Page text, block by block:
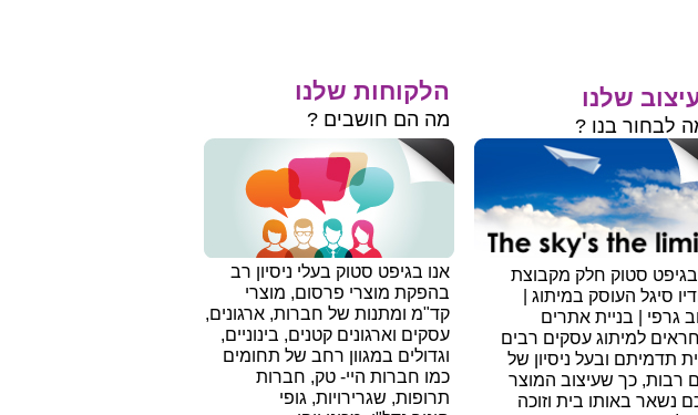
בגיפט סטוק חלק מקבוצת
סיגל העוסק במיתוג |
גרפי | בניית אתרים
למיתוג עסקים רבים
תדמיתם ובעל ניסיון של
רבות, כך שעיצוב המוצר
נשאר באותו בית וזוכה
אנו בגיפט סטוק בעלי ניסיון רב
בהפקת מוצרי פרסום, מוצרי
קד"מ ומתנות של חברות, ארגונים,
עסקים וארגונים קטנים, בינוניים,
וגדולים במגוון רחב של תחומים
כמו חברות היי- טק, חברות
תרופות, שגרירויות, גופי
שלנו
לבחור בנו ?
הלקוחות שלנו
מה הם חושבים ?